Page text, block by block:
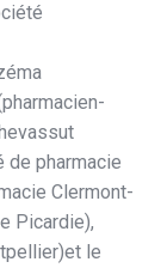
de pharmacie
Clermont-
Picardie),
le